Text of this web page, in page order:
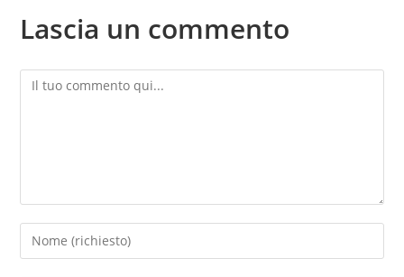
Lascia un commento